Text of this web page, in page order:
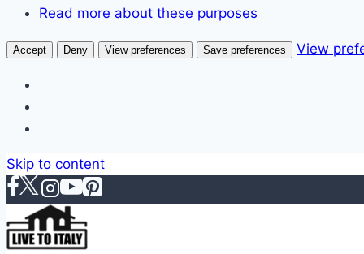
Read more about these purposes
Accept Deny View preferences Save preferences View
Skip to content